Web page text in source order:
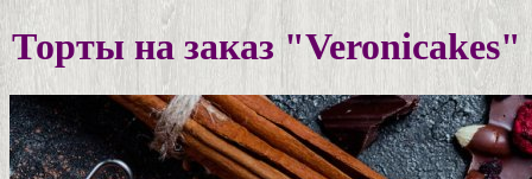
Торты на заказ "Veronicakes"